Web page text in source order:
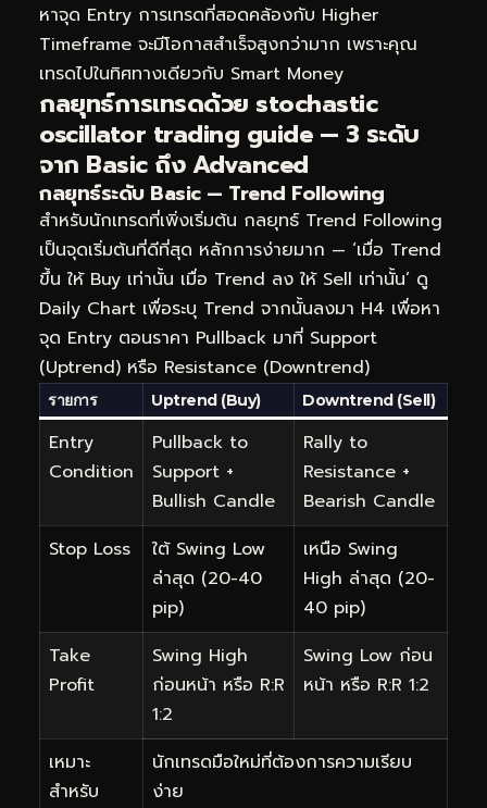
หาจุด Entry การเทรดที่สอดคล้องกับ Higher
Timeframe จะมีโอกาสสำเร็จสูงกว่ามาก เพราะคุณ
เทรดไปในทิศทางเดียวกับ Smart Money
กลยุทธ์การเทรดด้วย stochastic
oscillator trading guide — 3 ระดับ
จาก Basic ถึง Advanced
กลยุทธ์ระดับ Basic — Trend Following
สำหรับนักเทรดที่เพิ่งเริ่มต้น กลยุทธ์ Trend Following
เป็นจุดเริ่มต้นที่ดีที่สุด หลักการง่ายมาก — ‘เมื่อ Trend
ขึ้น ให้ Buy เท่านั้น เมื่อ Trend ลง ให้ Sell เท่านั้น’ ดู
Daily Chart เพื่อระบุ Trend จากนั้นลงมา H4 เพื่อหา
จุด Entry ตอนราคา Pullback มาที่ Support
(Uptrend) หรือ Resistance (Downtrend)
รายการ Uptrend (Buy) Downtrend (Sell)
Entry
Condition
Pullback to
Support +
Bullish Candle
Rally to
Resistance +
Bearish Candle
Stop Loss
ใต้ Swing Low
ล่าสุด (20-40
pip)
เหนือ Swing
High ล่าสุด (20-
40 pip)
Take
Profit
Swing High
ก่อนหน้า หรือ R:R
1:2
Swing Low ก่อน
หน้า หรือ R:R 1:2
เหมาะ
สำหรับ
นักเทรดมือใหม่ที่ต้องการความเรียบ
ง่าย